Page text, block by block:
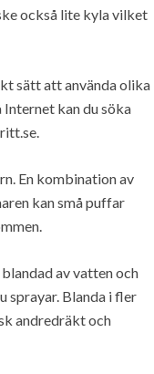
också lite kyla vilket
sätt att använda olika
Internet kan du söka
En kombination av
kan små puffar
av vatten och
sprayar. Blanda i fler
andredräkt och